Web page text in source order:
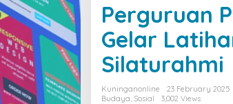
Perguruan
Gelar
Silaturahmi
Kuninganonline
23 February 2025
Budaya Sosial 3,002 Views